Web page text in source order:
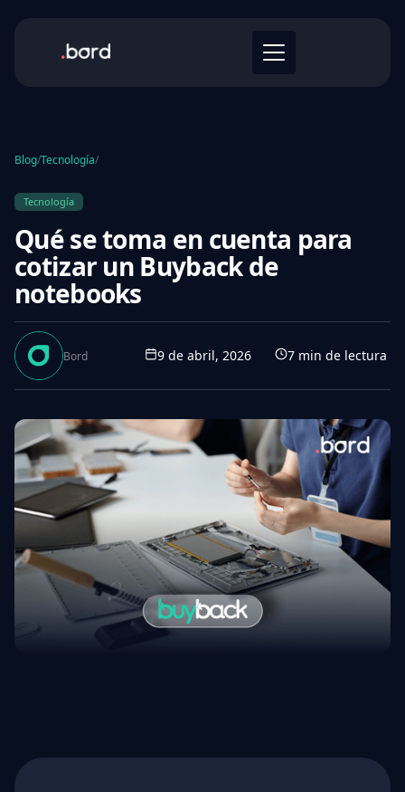
Blog/Tecnología/
Tecnología
Qué se toma en cuenta para
cotizar un Buyback de
notebooks
Bord 9 de abril, 2026 7 min de lectura